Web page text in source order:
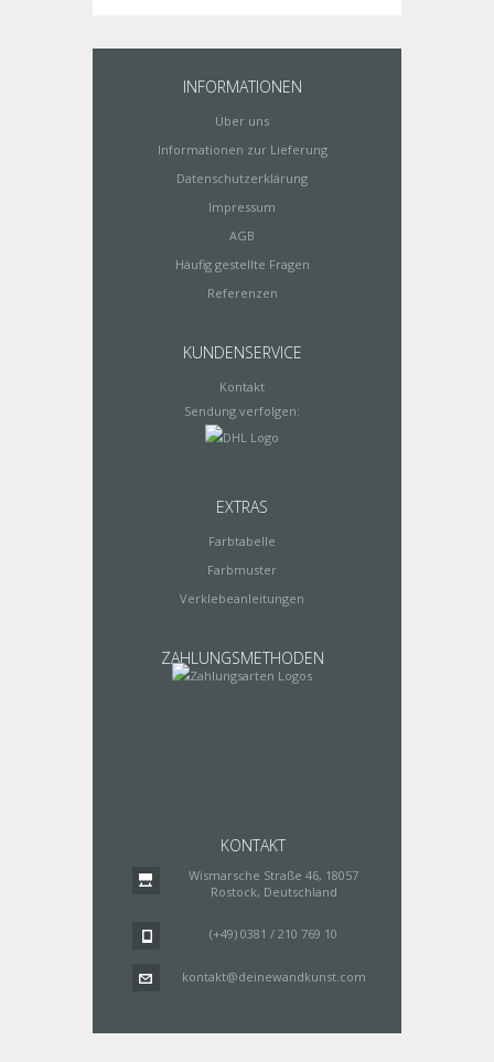
INFORMATIONEN
Über uns
Informationen zur Lieferung
Datenschutzerklärung
Impressum
AGB
Häufig gestellte Fragen
Referenzen
KUNDENSERVICE
Kontakt
Sendung verfolgen:
EXTRAS
Farbtabelle
Farbmuster
Verklebeanleitungen
ZAHLUNGSMETHODEN
KONTAKT
Wismarsche Straße 46, 18057
Rostock, Deutschland
(+49) 0381 / 210 769 10
kontakt@deinewandkunst.com